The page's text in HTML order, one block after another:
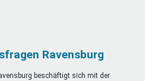
Ravensburg
beschäftigt sich mit der